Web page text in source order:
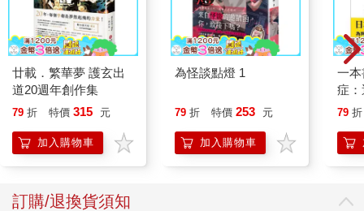
廿載．繁華夢 護玄出
道20週年創作集
79 折 特價 315 元
加入購物車
為怪談點燈 1
79 折 特價 253 元
加入購物車
一
症
開
的
79 折
訂購/退換貨須知